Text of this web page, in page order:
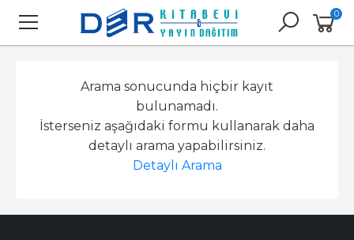
0
Arama sonucunda hiçbir kayıt
bulunamadı.
İsterseniz aşağıdaki formu kullanarak daha
detaylı arama yapabilirsiniz.
Detaylı Arama